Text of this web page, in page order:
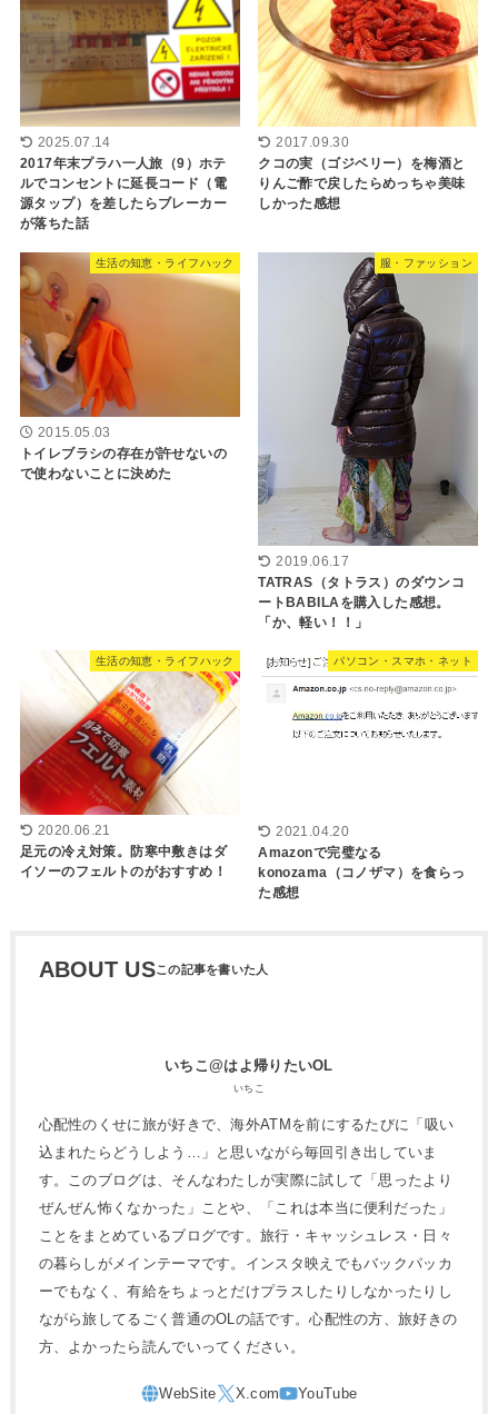
2025.07.14
2017年末プラハ一人旅（9）ホテ
ルでコンセントに延長コード（電
源タップ）を差したらブレーカー
が落ちた話
2017.09.30
クコの実（ゴジベリー）を梅酒と
りんご酢で戻したらめっちゃ美味
しかった感想
生活の知恵・ライフハック
2015.05.03
トイレブラシの存在が許せないの
で使わないことに決めた
服・ファッション
2019.06.17
TATRAS（タトラス）のダウンコ
ートBABILAを購入した感想。
「か、軽い！！」
生活の知恵・ライフハック
2020.06.21
足元の冷え対策。防寒中敷きはダ
イソーのフェルトのがおすすめ！
パソコン・スマホ・ネット
2021.04.20
Amazonで完璧なる
konozama（コノザマ）を食らっ
た感想
ABOUT US
いちこ@はよ帰りたいOL
いちこ
心配性のくせに旅が好きで、海外ATMを前にするたびに「吸い
込まれたらどうしよう…」と思いながら毎回引き出していま
す。このブログは、そんなわたしが実際に試して「思ったより
ぜんぜん怖くなかった」ことや、「これは本当に便利だった」
ことをまとめているブログです。旅行・キャッシュレス・日々
の暮らしがメインテーマです。インスタ映えでもバックパッカ
ーでもなく、有給をちょっとだけプラスしたりしなかったりし
ながら旅してるごく普通のOLの話です。心配性の方、旅好きの
方、よかったら読んでいってください。